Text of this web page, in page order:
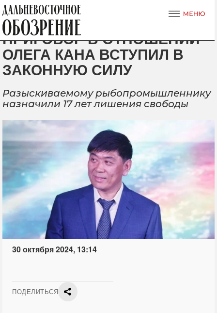
ПРИГОВОР В ОТНОШЕНИИ
ОЛЕГА КАНА ВСТУПИЛ В
ЗАКОННУЮ СИЛУ
Разыскиваемому рыбопромышленнику
назначили 17 лет лишения свободы
30 октября 2024, 13:14
ПОДЕЛИТЬСЯ